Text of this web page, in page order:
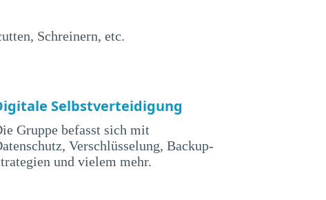
Schreinern, etc.
Selbstverteidigung
Gruppe befasst sich mit
Verschlüsselung, Backup-
und vielem mehr.